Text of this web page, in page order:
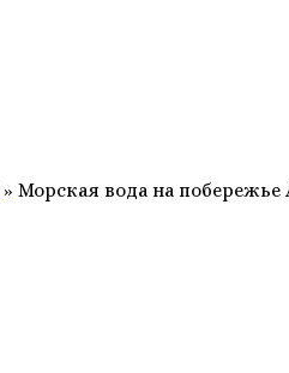
» Морская вода на побережье